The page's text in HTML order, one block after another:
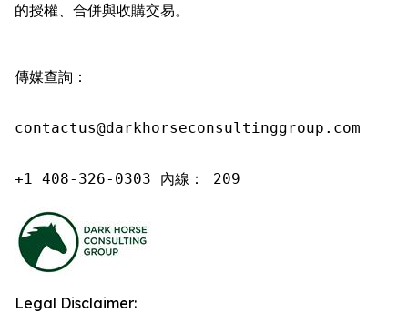
的授權、合併與收購交易。
傳媒查詢：
contactus@darkhorseconsultinggroup.com
+1 408-326-0303 內線： 209
Legal Disclaimer: